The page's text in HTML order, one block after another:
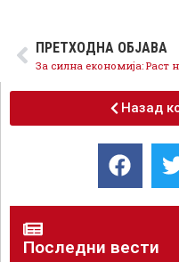
ПРЕТХОДНА ОБЈАВА
Назад
Последни вести